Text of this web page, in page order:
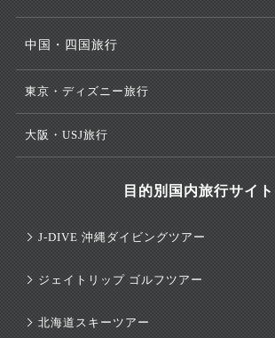
中国・四国旅行
東京・ディズニー旅行
大阪・USJ旅行
目的別国内旅行サイト
J-DIVE 沖縄ダイビングツアー
ジェイトリップ ゴルフツアー
北海道スキーツアー